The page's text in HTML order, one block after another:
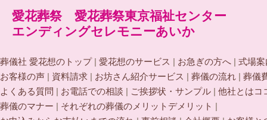
愛花葬祭 愛花葬祭東京福祉センター
エンディングセレモニーあいか
葬儀社 愛花想のトップ| 愛花想のサービス | お急ぎの方へ | 式場
お客様の声 | 資料請求 | お坊さん紹介サービス | 葬儀の流れ | 葬儀
よくある質問 | お電話での相談 | ご挨拶状・サンプル | 他社とはコ
葬儀のマナー | それぞれの葬儀のメリットデメリット |